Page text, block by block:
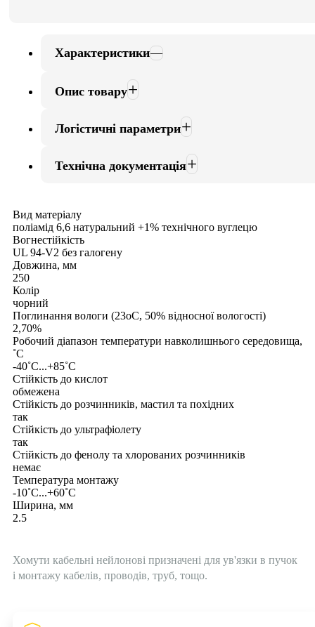
Характеристики
Опис товару
Логістичні параметри
Технічна документація
Вид матеріалу
поліамід 6,6 натуральний +1% технічного вуглецю
Вогнестійкість
UL 94-V2 без галогену
Довжина, мм
250
Колір
чорний
Поглинання вологи (23оС, 50% відносної вологості)
2,70%
Робочий діапазон температури навколишнього середовища,
˚С
-40˚С...+85˚С
Стійкість до кислот
обмежена
Стійкість до розчинників, мастил та похідних
так
Стійкість до ультрафіолету
так
Стійкість до фенолу та хлорованих розчинників
немає
Температура монтажу
-10˚С...+60˚С
Ширина, мм
2.5
Хомути кабельні нейлонові призначені для ув'язки в пучок
і монтажу кабелів, проводів, труб, тощо.